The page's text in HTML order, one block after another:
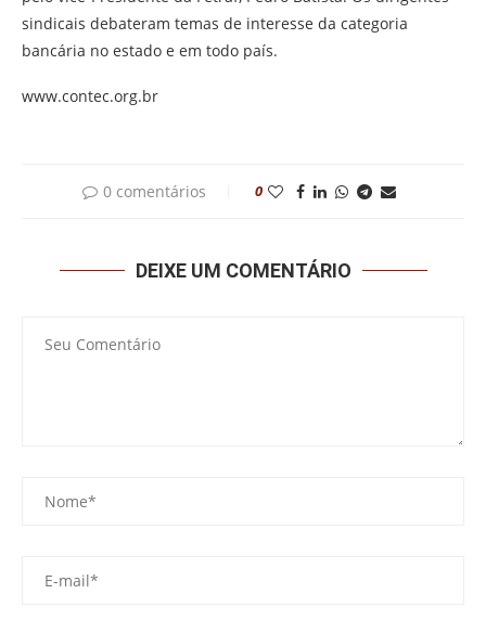
sindicais debateram temas de interesse da categoria
bancária no estado e em todo país.
www.contec.org.br
0 comentários 0
DEIXE UM COMENTÁRIO